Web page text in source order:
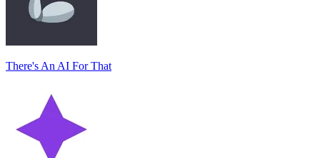
There's An AI For That